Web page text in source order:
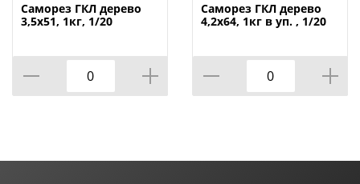
Саморез ГКЛ дерево
3,5х51, 1кг, 1/20
Саморез ГКЛ дерево
4,2х64, 1кг в уп. , 1/20